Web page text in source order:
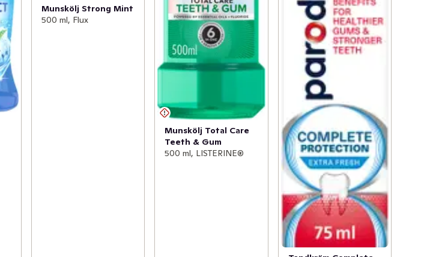
Munskölj Strong Mint
500 ml, Flux
Munskölj Total Care
Teeth & Gum
500 ml, LISTERINE®